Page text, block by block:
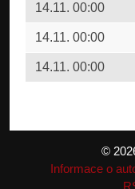
14.11. 00:00
14.11. 00:00
14.11. 00:00
©
Informace o